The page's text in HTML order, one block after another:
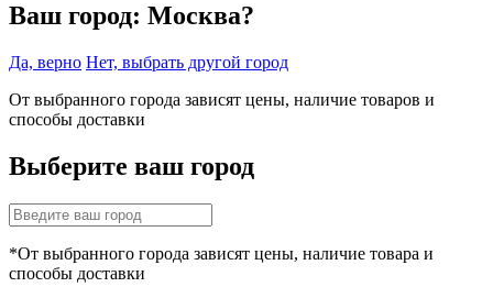
Ваш город: Москва?
Да, верно Нет, выбрать другой город
От выбранного города зависят цены, наличие товаров и
способы доставки
Выберите ваш город
*От выбранного города зависят цены, наличие товара и
способы доставки